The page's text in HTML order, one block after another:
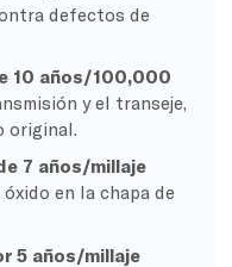
defectos de
10 años/100,000
y el transeje,
original.
7 años/millaje
en la chapa de
5 años/millaje